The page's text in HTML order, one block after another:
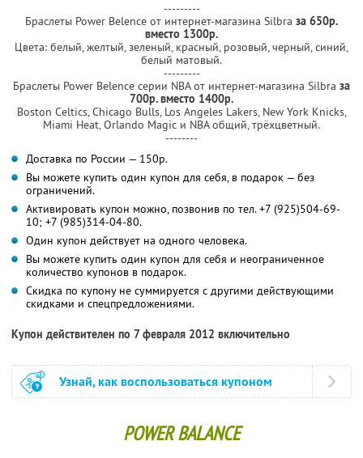
---------
Браслеты Power Belence от интернет-магазина Silbra за 650р.
вместо 1300р.
Цвета: белый, желтый, зеленый, красный, розовый, черный, синий,
белый матовый.
---------
Браслеты Power Belence серии NBA от интернет-магазина Silbra за
700р. вместо 1400р.
Boston Celtics, Chicago Bulls, Los Angeles Lakers, New York Knicks,
Miami Heat, Orlando Magic и NBA общий, трёхцветный.
--------
Доставка по России — 150р.
Вы можете купить один купон для себя, в подарок — без
ограничений.
Активировать купон можно, позвонив по тел. +7 (925)504-69-
10; +7 (985)314-04-80.
Один купон действует на одного человека.
Вы можете купить один купон для себя и неограниченное
количество купонов в подарок.
Скидка по купону не суммируется с другими действующими
скидками и спецпредложениями.
Купон действителен по 7 февраля 2012 включительно
Узнай, как воспользоваться купоном
POWER BALANCE